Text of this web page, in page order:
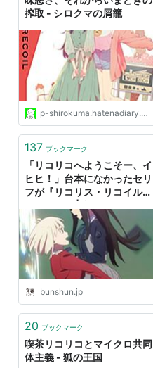
搾取 - シロクマの屑籠
p-shirokuma.hatenadiary.com
137 ブックマーク
「リコリコへようこそー、イ
ヒヒ！」台本になかったセリ
フが『リコリス・リコイル』
bunshun.jp
20 ブックマーク
喫茶リコリコとマイクロ共同
体主義 - 狐の王国